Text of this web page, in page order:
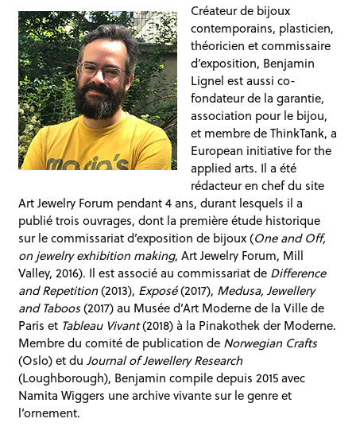
Créateur de bijoux
contemporains, plasticien,
théoricien et commissaire
d’exposition, Benjamin
Lignel est aussi co-
fondateur de la garantie,
association pour le bijou,
et membre de ThinkTank, a
European initiative for the
applied arts. Il a été
rédacteur en chef du site
Art Jewelry Forum pendant 4 ans, durant lesquels il a
publié trois ouvrages, dont la première étude historique
sur le commissariat d’exposition de bijoux (One and Off,
on jewelry exhibition making, Art Jewelry Forum, Mill
Valley, 2016). Il est associé au commissariat de Difference
and Repetition(2013), Exposé(2017), Medusa, Jewellery
and Taboos(2017) au Musée d’Art Moderne de la Ville de
Paris et Tableau Vivant(2018) à la Pinakothek der Moderne.
Membre du comité de publication de Norwegian Crafts
(Oslo) et duJournal of Jewellery Research
(Loughborough), Benjamin compile depuis 2015 avec
Namita Wiggers une archive vivante sur le genre et
l’ornement.